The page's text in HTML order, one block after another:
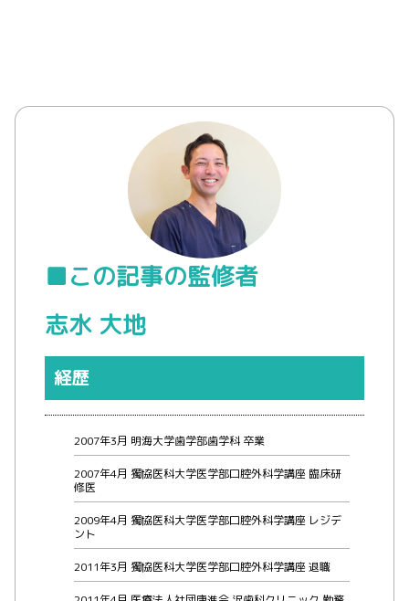
■この記事の監修者
志水 大地
経歴
2007年3月 明海大学歯学部歯学科 卒業
2007年4月 獨協医科大学医学部口腔外科学講座 臨床研
修医
2009年4月 獨協医科大学医学部口腔外科学講座 レジデ
ント
2011年3月 獨協医科大学医学部口腔外科学講座 退職